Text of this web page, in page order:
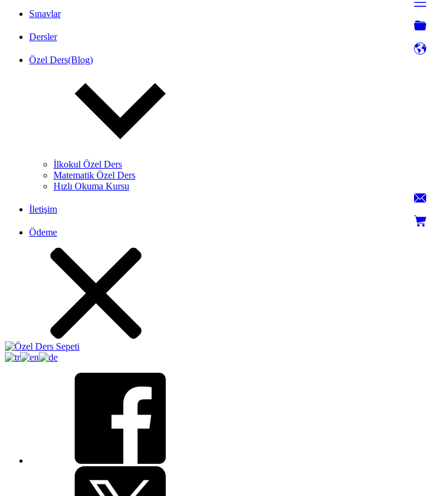
Sınavlar
Dersler
Özel Ders(Blog)
İlkokul Özel Ders
Matematik Özel Ders
Hızlı Okuma Kursu
İletişim
Ödeme